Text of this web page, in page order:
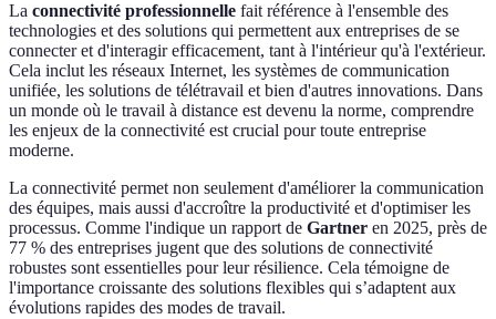
La connectivité professionnelle fait référence à l'ensemble des
technologies et des solutions qui permettent aux entreprises de se
connecter et d'interagir efficacement, tant à l'intérieur qu'à l'extérieur.
Cela inclut les réseaux Internet, les systèmes de communication
unifiée, les solutions de télétravail et bien d'autres innovations. Dans
un monde où le travail à distance est devenu la norme, comprendre
les enjeux de la connectivité est crucial pour toute entreprise
moderne.
La connectivité permet non seulement d'améliorer la communication
des équipes, mais aussi d'accroître la productivité et d'optimiser les
processus. Comme l'indique un rapport de Gartner en 2025, près de
77 % des entreprises jugent que des solutions de connectivité
robustes sont essentielles pour leur résilience. Cela témoigne de
l'importance croissante des solutions flexibles qui s’adaptent aux
évolutions rapides des modes de travail.